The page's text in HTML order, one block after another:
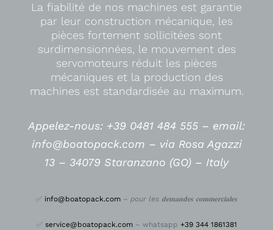
La fiabilité de nos machines est garantie
par leur construction mécanique, les
pièces fortement sollicitées sont
surdimensionnées, le mouvement des
servomoteurs réduit les pièces
mécaniques et la production des
machines est standardisée au maximum.
Appelez-nous: +39 0481 484 555 – email:
info@boatopack.com – via Rosa Agazzi
13 – 34079 Staranzano (GO) – Italy
✅ info@boatopack.com – pour les 𝐝𝐞𝐦𝐚𝐧𝐝𝐞𝐬 𝐜𝐨𝐦𝐦𝐞𝐫𝐜𝐢𝐚𝐥𝐞𝐬
✅ service@boatopack.com– whatsapp +39 344 1861381